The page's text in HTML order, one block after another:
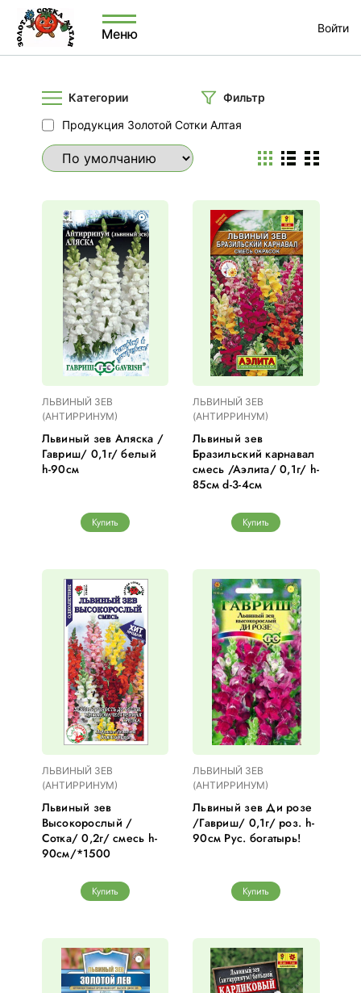
Меню Войти
Категории
Фильтр
Продукция Золотой Сотки Алтая
ЛЬВИНЫЙ ЗЕВ
(АНТИРРИНУМ)
Львиный зев Аляска /
Гавриш/ 0,1г/ белый
h-90см
Купить
ЛЬВИНЫЙ ЗЕВ
(АНТИРРИНУМ)
Львиный зев
Бразильский карнавал
смесь /Аэлита/ 0,1г/ h-
85см d-3-4см
Купить
ЛЬВИНЫЙ ЗЕВ
(АНТИРРИНУМ)
Львиный зев
Высокорослый /
Сотка/ 0,2г/ смесь h-
90см/*1500
Купить
ЛЬВИНЫЙ ЗЕВ
(АНТИРРИНУМ)
Львиный зев Ди розе
/Гавриш/ 0,1г/ роз. h-
90см Рус. богатырь!
Купить